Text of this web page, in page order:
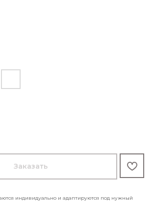
Заказать
индивидуально и адаптируются под нужный